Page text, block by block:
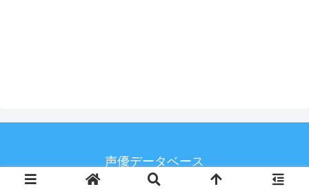
声優データベース
© 2020 声優データベース.